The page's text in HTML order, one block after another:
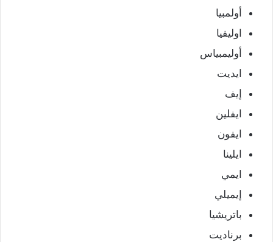
أولمبيا
اوليفيا
أوليمبياس
ايديت
إيف
ايفلين
ايفون
ايلينا
ايمي
إيميلي
باتريشيا
برناديت